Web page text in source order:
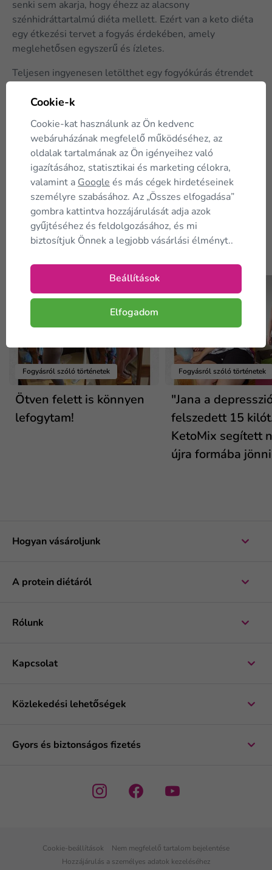
senki sem akarja, hogy éhezz az alacsony
szénhidráttartalmú diéta mellett. Ezért van a keto diéta
egy étkezési tervet a fogyás érdekében, amely
meglehetősen egyszerű és ízletes.
Teljesen ingyenesen letölthet egy fogyókúrás étrendet
kötelezettség, nincs név, telefonszám vagy e-mail. Csak
Tetszett a cikk?Ossza meg...
Fogyásról szóló történetek
Ötven felett is könnyen
lefogytam!
Fogyásról szóló történetek
"Jana a
felszedett 15
KetoMix segített
újra formába
Hogyan vásároljunk
A protein diétáról
Rólunk
Kapcsolat
Közlekedési lehetőségek
Gyors és biztonságos fizetés
Cookie-beállítások
Nem megfelelő tartalom bejelentése
Hozzájárulás a személyes adatok kezeléséhez
Cookie-k
Cookie-kat használunk az Ön kedvenc
webáruházának megfelelő működéséhez, az
oldalak tartalmának az Ön igényeihez való
igazításához, statisztikai és marketing célokra,
valamint a Google és más cégek hirdetéseinek
személyre szabásához. Az „Összes elfogadása”
gombra kattintva hozzájárulását adja azok
gyűjtéséhez és feldolgozásához, és mi
biztosítjuk Önnek a legjobb vásárlási élményt..
Beállítások
Elfogadom